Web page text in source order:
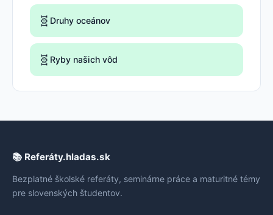
🧬 Druhy oceánov
🧬 Ryby našich vôd
📚 Referáty.hladas.sk
Bezplatné školské referáty, seminárne práce a maturitné témy
pre slovenských študentov.